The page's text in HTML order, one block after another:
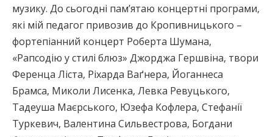
музику. До сьогодні памʼятаю концертні програми,
які мій педагог привозив до Кропивницького –
фортепіанний концерт Роберта Шумана,
«Рапсодію у стилі блюз» Джорджа Гершвіна, твори
Ференца Ліста, Ріхарда Ваґнера, Йоганнеса
Брамса, Миколи Лисенка, Левка Ревуцького,
Тадеуша Маєрського, Юзефа Кофлера, Стефанії
Туркевич, Валентина Сильвестрова, Богдани